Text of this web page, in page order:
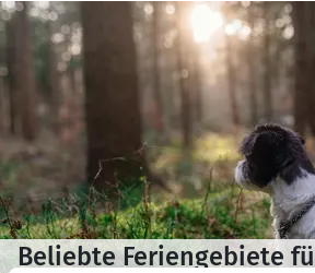
Beliebte Feriengebiete